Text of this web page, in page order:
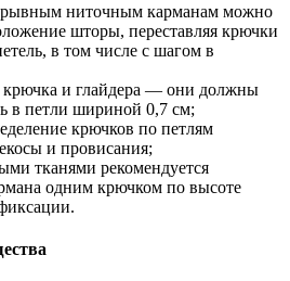
ниточным карманам можно
шторы, переставляя крючки
в том числе с шагом в
крючка и глайдера — они должны
в петли шириной 0,7 см;
крючков по петлям
и провисания;
тканями рекомендуется
одним крючком по высоте